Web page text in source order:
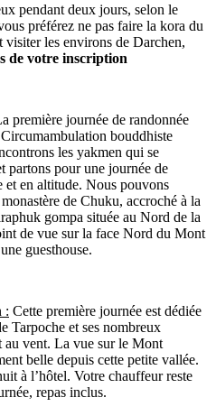
pendant deux jours, selon le
préférez ne pas faire la kora du
les environs de Darchen,
de votre inscription
première journée de randonnée
bouddhiste
les yakmen qui se
partons pour une journée de
et en altitude. Nous pouvons
de Chuku, accroché à la
gompa située au Nord de la
de vue sur la face Nord du Mont
guesthouse.
: Cette première journée est dédiée
Tarpoche et ses nombreux
au vent. La vue sur le Mont
belle depuis cette petite vallée.
à l’hôtel. Votre chauffeur reste
repas inclus.